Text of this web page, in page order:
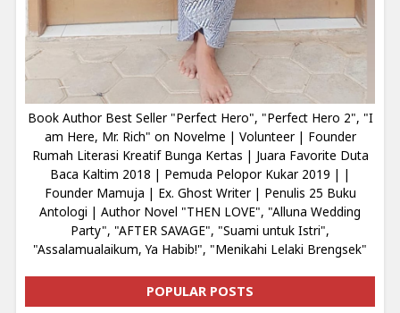
Book Author Best Seller "Perfect Hero", "Perfect Hero 2", "I
am Here, Mr. Rich" on Novelme | Volunteer | Founder
Rumah Literasi Kreatif Bunga Kertas | Juara Favorite Duta
Baca Kaltim 2018 | Pemuda Pelopor Kukar 2019 | |
Founder Mamuja | Ex. Ghost Writer | Penulis 25 Buku
Antologi | Author Novel "THEN LOVE", "Alluna Wedding
Party", "AFTER SAVAGE", "Suami untuk Istri",
"Assalamualaikum, Ya Habib!", "Menikahi Lelaki Brengsek"
POPULAR POSTS